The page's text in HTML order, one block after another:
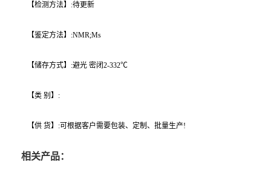
【检测方法】:待更新
【鉴定方法】:NMR;Ms
【储存方式】:避光 密闭2-332℃
【类 别】:
【供 货】:可根据客户需要包装、定制、批量生产!
相关产品：